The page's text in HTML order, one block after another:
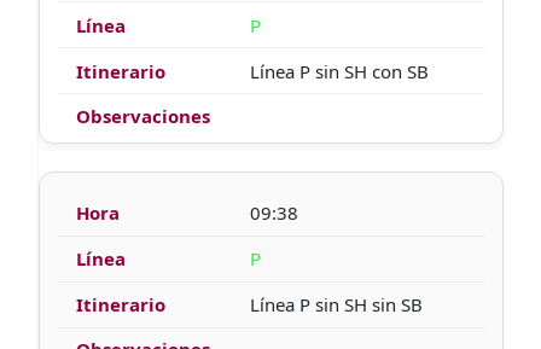
P
Línea P sin SH con SB
09:38
P
Línea P sin SH sin SB